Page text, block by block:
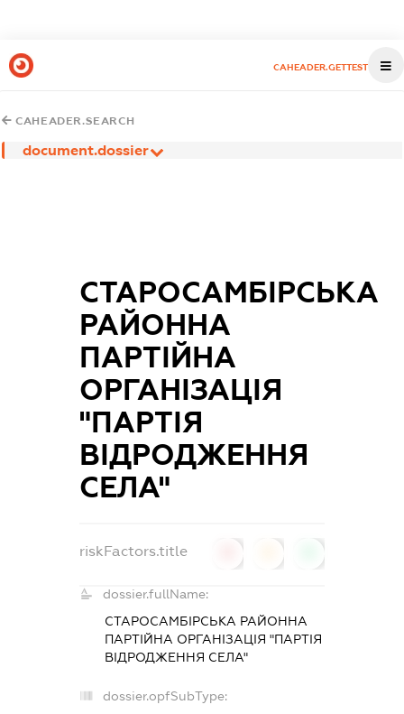
CAHEADER.GETTEST
CAHEADER.SEARCH
document.dossier
СТАРОСАМБІРСЬКА
РАЙОННА
ПАРТІЙНА
ОРГАНІЗАЦІЯ
"ПАРТІЯ
ВІДРОДЖЕННЯ
СЕЛА"
riskFactors.title
dossier.fullName:
СТАРОСАМБІРСЬКА РАЙОННА
ПАРТІЙНА ОРГАНІЗАЦІЯ "ПАРТІЯ
ВІДРОДЖЕННЯ СЕЛА"
dossier.opfSubType: